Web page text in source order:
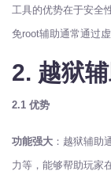
工具的优势在于安全
免root辅助通常通过
2. 越狱
2.1 优势
功能强大 ：越狱辅助
力等，能够帮助玩家